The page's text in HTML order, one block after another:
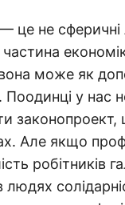
— це не
вона може як
Поодинці у нас
законопроект,
Але якщо
робітників
людях